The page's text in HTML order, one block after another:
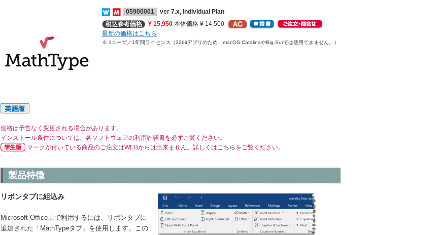
05900001
ver 7.x, Individual Plan
¥ 15,950 本体価格 ¥ 14,500
最新の価格はこちら
※ 1ユーザ／1年間ライセンス（32bitアプリのため、macOS CatalinaやBig Surでは使用できません。）
価格は予告なく変更される場合があります。
インストール条件については、各ソフトウェアの利用許諾書を必ずご覧ください。
マークが付いている商品のご注文はWEBからは出来ません。詳しくはこちら をご覧ください。
製品特徴
リボンタブに組込み
Microsoft Office上で利用するには、リボンタブに
追加された「MathTypeタブ」を使用します。この